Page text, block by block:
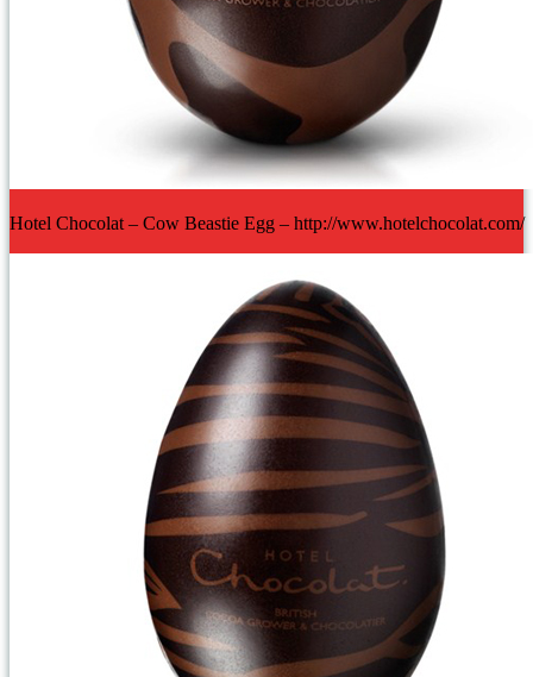
Hotel Chocolat – Cow Beastie Egg – http://www.hotelchocolat.com/